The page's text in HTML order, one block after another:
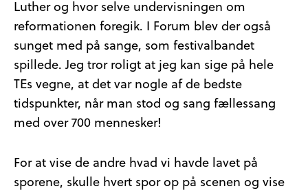
Luther og hvor selve undervisningen om
reformationen foregik. I Forum blev der også
sunget med på sange, som festivalbandet
spillede. Jeg tror roligt at jeg kan sige på hele
TEs vegne, at det var nogle af de bedste
tidspunkter, når man stod og sang fællessang
med over 700 mennesker!
For at vise de andre hvad vi havde lavet på
sporene, skulle hvert spor op på scenen og vise